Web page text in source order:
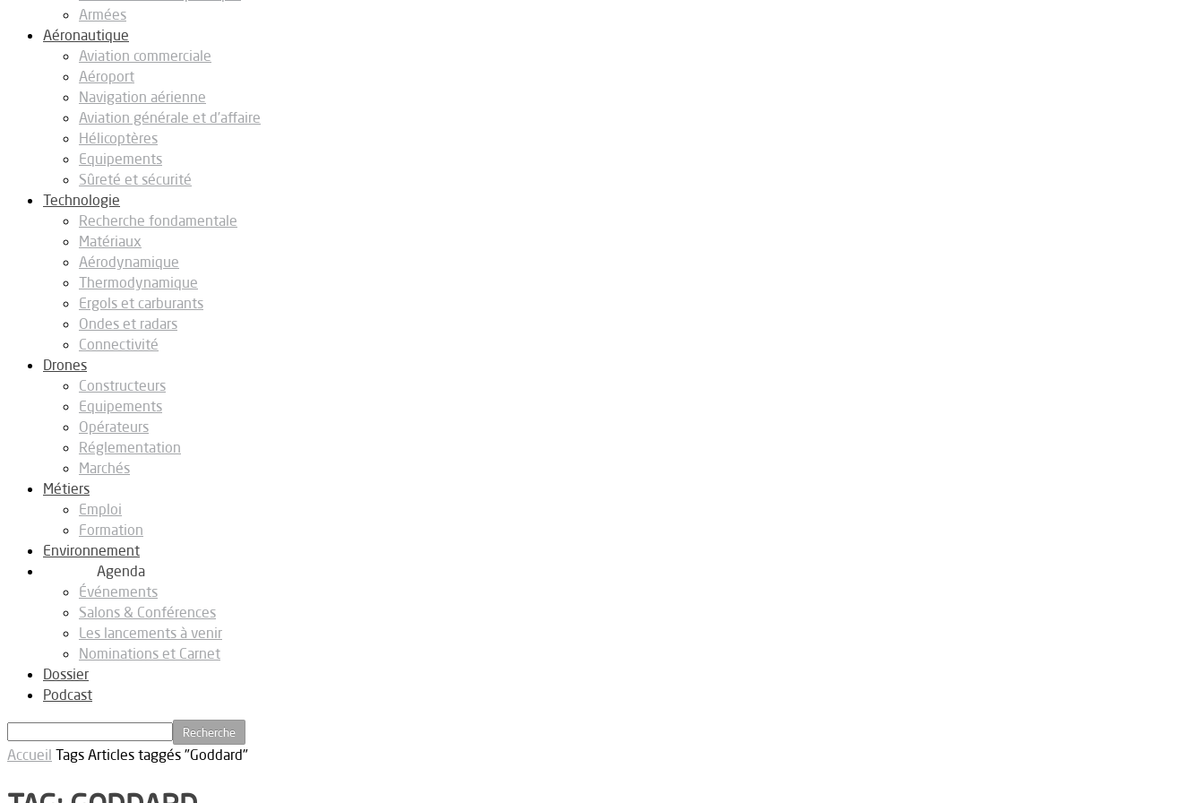
Armées
Aéronautique
Aviation commerciale
Aéroport
Navigation aérienne
Aviation générale et d’affaire
Hélicoptères
Equipements
Sûreté et sécurité
Technologie
Recherche fondamentale
Matériaux
Aérodynamique
Thermodynamique
Ergols et carburants
Ondes et radars
Connectivité
Drones
Constructeurs
Equipements
Opérateurs
Réglementation
Marchés
Métiers
Emploi
Formation
Environnement
Agenda
Événements
Salons & Conférences
Les lancements à venir
Nominations et Carnet
Dossier
Podcast
Accueil Tags Articles taggés "Goddard"